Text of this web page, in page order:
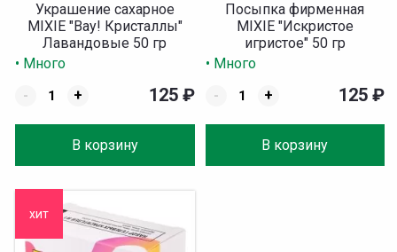
Украшение сахарное
MIXIE "Вау! Кристаллы"
Лавандовые 50 гр
• Много
-
+
В корзину
125 ₽
Посыпка фирменная
MIXIE "Искристое
игристое" 50 гр
• Много
-
+
В корзину
125 ₽
хит